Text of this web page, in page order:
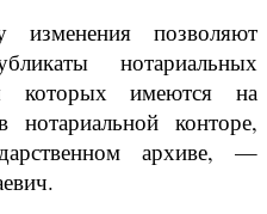
позволяют
нотариальных
которых имеются на
конторе,
архиве, —